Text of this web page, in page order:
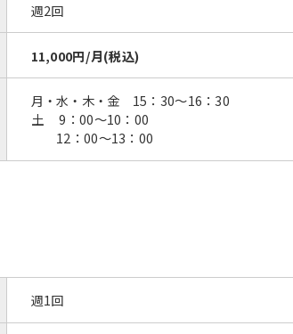
週2回
11,000円/月(税込)
月・水・木・金 15：30〜16：30
土 9：00～10：00
12：00～13：00
週1回